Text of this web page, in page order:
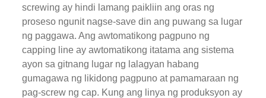
screwing ay hindi lamang paikliin ang oras ng
proseso ngunit nagse-save din ang puwang sa lugar
ng paggawa. Ang awtomatikong pagpuno ng
capping line ay awtomatikong itatama ang sistema
ayon sa gitnang lugar ng lalagyan habang
gumagawa ng likidong pagpuno at pamamaraan ng
pag-screw ng cap. Kung ang linya ng produksyon ay